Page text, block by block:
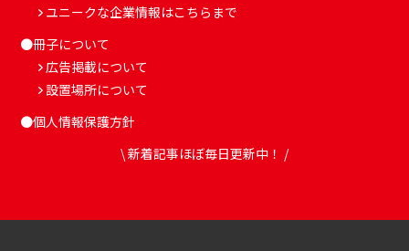
ユニークな企業情報はこちらまで
●冊子について
広告掲載について
設置場所について
●個人情報保護方針
\ 新着記事ほぼ毎日更新中！ /